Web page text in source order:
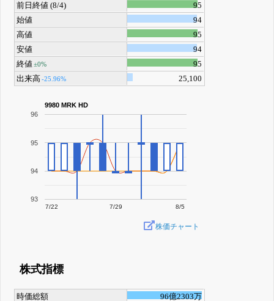
前日終値 (8/4)
95
始値
94
高値
95
安値
94
終値±0%
95
出来高-25.96% 25,100
9980 MRK HD
7/22 7/29 8/5
93
94
95
96
株価チャート
株式指標
時価総額
96億2303万